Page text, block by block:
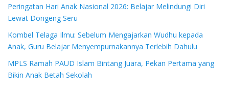
Peringatan Hari Anak Nasional 2026: Belajar Melindungi Diri
Lewat Dongeng Seru
Kombel Telaga Ilmu: Sebelum Mengajarkan Wudhu kepada
Anak, Guru Belajar Menyempurnakannya Terlebih Dahulu
MPLS Ramah PAUD Islam Bintang Juara, Pekan Pertama yang
Bikin Anak Betah Sekolah